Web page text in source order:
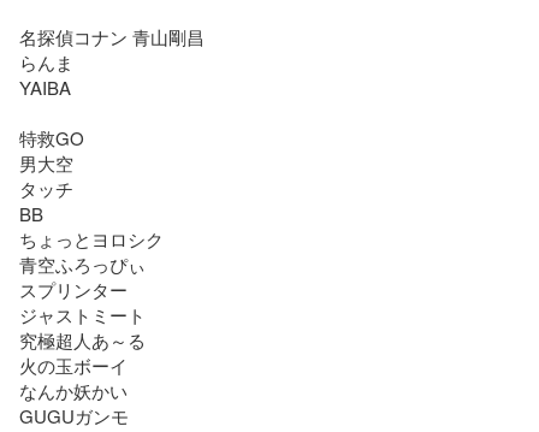
名探偵コナン 青山剛昌
らんま
YAIBA
特救GO
男大空
タッチ
BB
ちょっとヨロシク
青空ふろっぴぃ
スプリンター
ジャストミート
究極超人あ～る
火の玉ボーイ
なんか妖かい
GUGUガンモ